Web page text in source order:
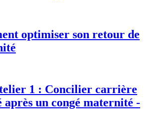
optimiser son retour de
1 : Concilier carrière
un congé maternité -